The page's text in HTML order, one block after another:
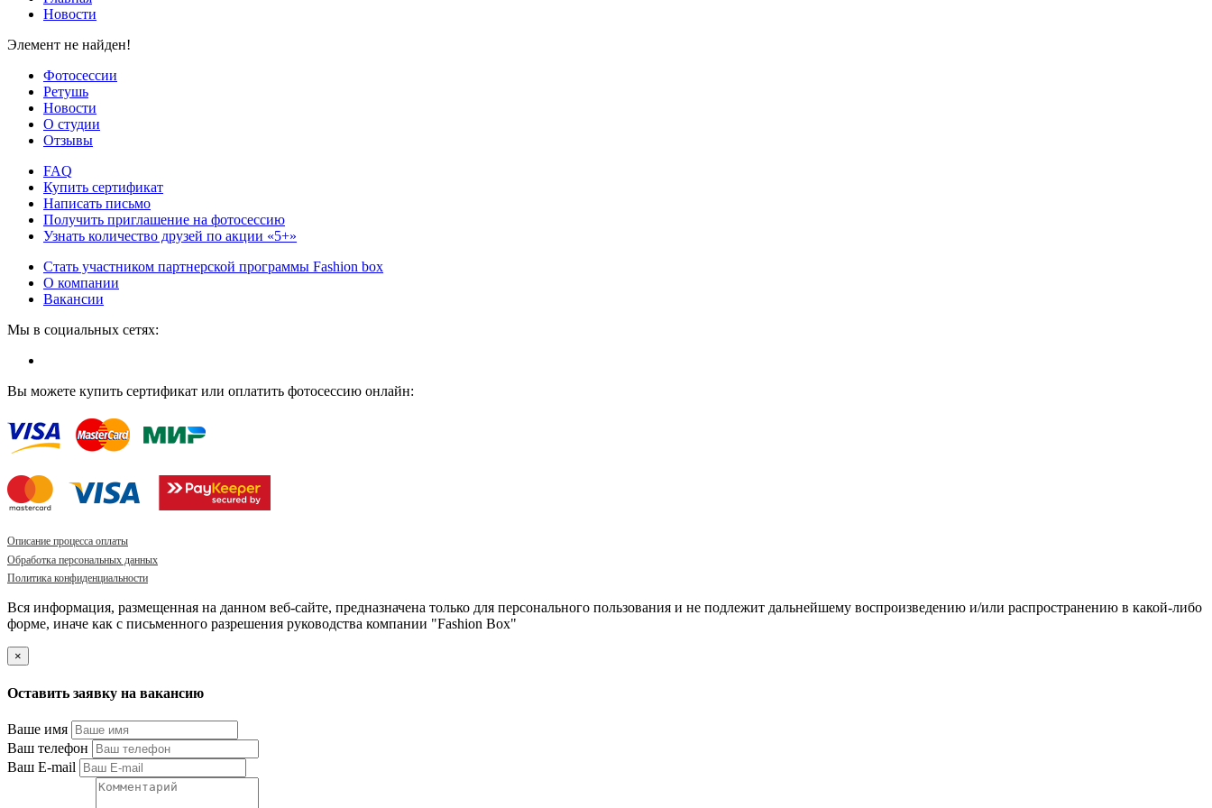
Новости
Элемент не найден!
Фотосессии
Ретушь
Новости
О студии
Отзывы
FAQ
Купить сертификат
Написать письмо
Получить приглашение на фотосессию
Узнать количество друзей по акции «5+»
Стать участником партнерской программы Fashion box
О компании
Вакансии
Мы в социальных сетях:
Вы можете купить сертификат или оплатить фотосессию онлайн:
Описание процесса оплаты
Обработка персональных данных
Политика конфиденциальности
Вся информация, размещенная на данном веб-сайте, предназначена только для персонального пользования и не подлежит дальнейшему воспроизведению и/или распространению в какой-либо
форме, иначе как с письменного разрешения руководства компании "Fashion Box"
×
Оставить заявку на вакансию
Ваше имя
Ваш телефон
Ваш E-mail